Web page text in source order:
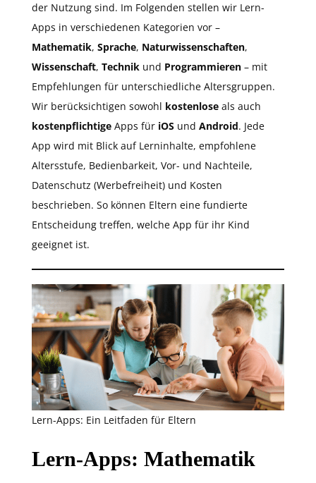
der Nutzung sind. Im Folgenden stellen wir Lern-
Apps in verschiedenen Kategorien vor –
Mathematik, Sprache, Naturwissenschaften,
Wissenschaft, Technik und Programmieren – mit
Empfehlungen für unterschiedliche Altersgruppen.
Wir berücksichtigen sowohl kostenlose als auch
kostenpflichtige Apps für iOS und Android. Jede
App wird mit Blick auf Lerninhalte, empfohlene
Altersstufe, Bedienbarkeit, Vor- und Nachteile,
Datenschutz (Werbefreiheit) und Kosten
beschrieben. So können Eltern eine fundierte
Entscheidung treffen, welche App für ihr Kind
geeignet ist.
Lern-Apps: Ein Leitfaden für Eltern
Lern-Apps: Mathematik